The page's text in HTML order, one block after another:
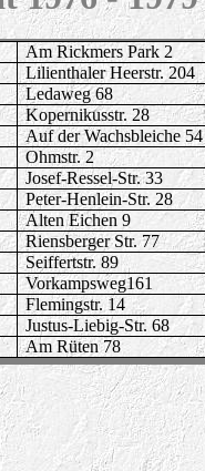
Am Rickmers Park 2
Lilienthaler Heerstr. 204
Ledaweg 68
Kopernikusstr. 28
Auf der Wachsbleiche 54
Ohmstr. 2
Josef-Ressel-Str. 33
Peter-Henlein-Str. 28
Alten Eichen 9
Riensberger Str. 77
Seiffertstr. 89
Vorkampsweg161
Flemingstr. 14
Justus-Liebig-Str. 68
Am Rüten 78